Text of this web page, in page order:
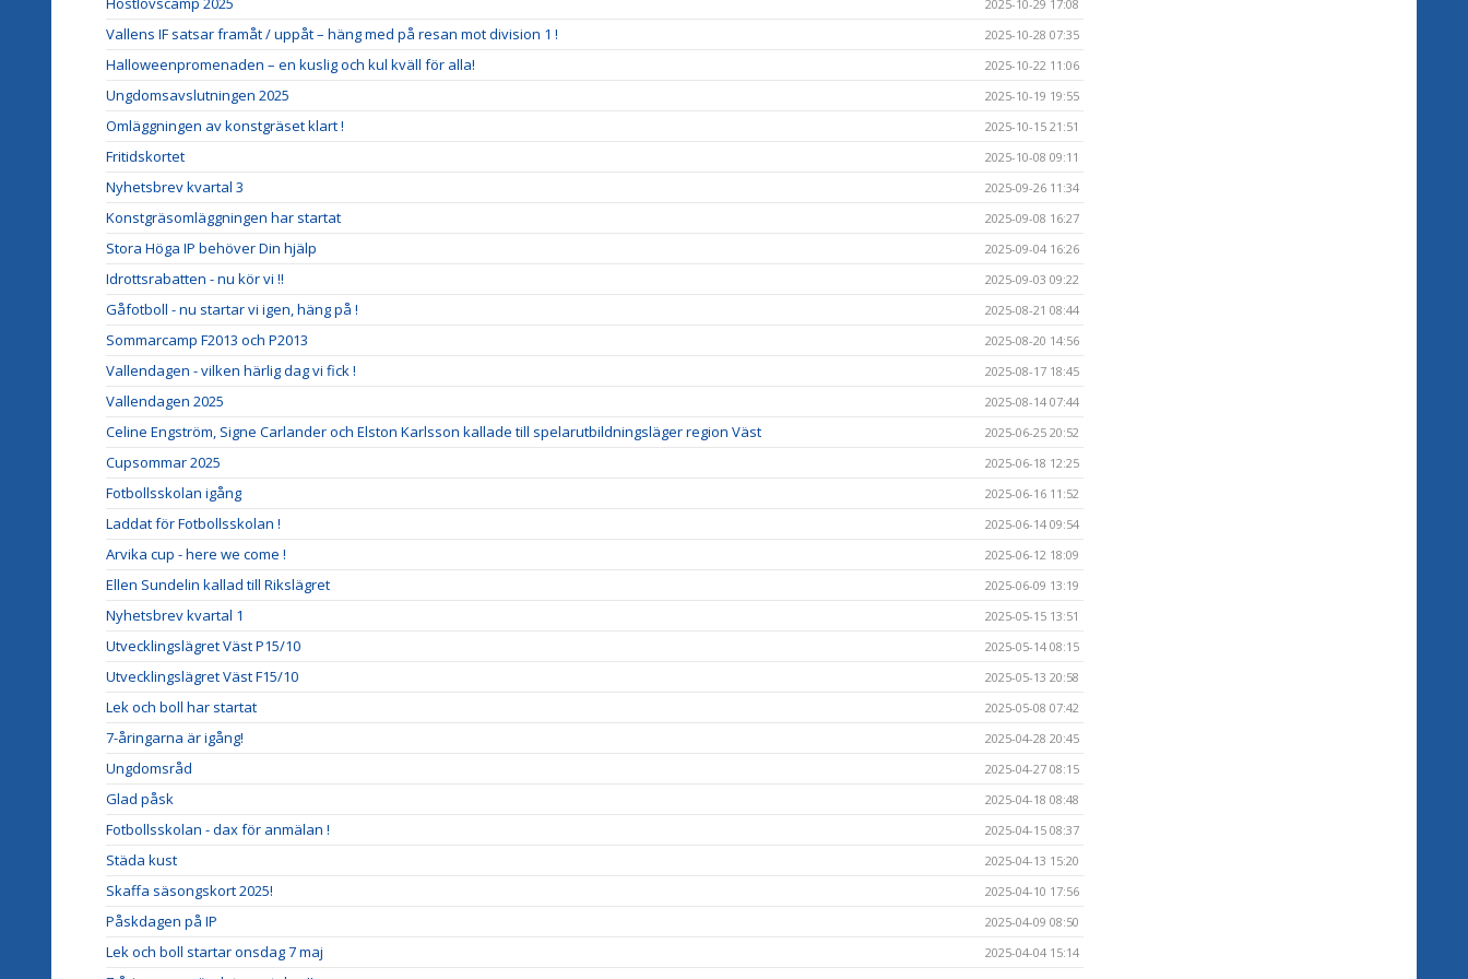
2025-10-29 17:08
Vallens IF satsar framåt / uppåt – häng med på resan mot division 1 ! 2025-10-28 07:35
Halloweenpromenaden – en kuslig och kul kväll för alla! 2025-10-22 11:06
Ungdomsavslutningen 2025 2025-10-19 19:55
Omläggningen av konstgräset klart ! 2025-10-15 21:51
Fritidskortet 2025-10-08 09:11
Nyhetsbrev kvartal 3 2025-09-26 11:34
Konstgräsomläggningen har startat 2025-09-08 16:27
Stora Höga IP behöver Din hjälp 2025-09-04 16:26
Idrottsrabatten - nu kör vi !! 2025-09-03 09:22
Gåfotboll - nu startar vi igen, häng på ! 2025-08-21 08:44
Sommarcamp F2013 och P2013 2025-08-20 14:56
Vallendagen - vilken härlig dag vi fick ! 2025-08-17 18:45
Vallendagen 2025 2025-08-14 07:44
Celine Engström, Signe Carlander och Elston Karlsson kallade till spelarutbildningsläger region Väst 2025-06-25 20:52
Cupsommar 2025 2025-06-18 12:25
Fotbollsskolan igång 2025-06-16 11:52
Laddat för Fotbollsskolan ! 2025-06-14 09:54
Arvika cup - here we come ! 2025-06-12 18:09
Ellen Sundelin kallad till Rikslägret 2025-06-09 13:19
Nyhetsbrev kvartal 1 2025-05-15 13:51
Utvecklingslägret Väst P15/10 2025-05-14 08:15
Utvecklingslägret Väst F15/10 2025-05-13 20:58
Lek och boll har startat 2025-05-08 07:42
7-åringarna är igång! 2025-04-28 20:45
Ungdomsråd 2025-04-27 08:15
Glad påsk 2025-04-18 08:48
Fotbollsskolan - dax för anmälan ! 2025-04-15 08:37
Städa kust 2025-04-13 15:20
Skaffa säsongskort 2025! 2025-04-10 17:56
Påskdagen på IP 2025-04-09 08:50
Lek och boll startar onsdag 7 maj 2025-04-04 15:14